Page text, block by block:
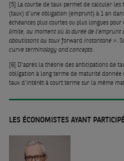
[5] La courbe de taux permet de calculer les
(taux) d’une obligation (emprunt) à 1 an
échéances plus courtes ou plus longues
limite, au moment où la durée de l’emprunt
aboutissons au taux forwardinstantané ».
curve terminology and concepts.
[6] D’après la théorie des anticipations de
obligation à long terme de maturité donnée
taux d’intérêt à court terme sur la même
LES ÉCONOMISTES AYANT